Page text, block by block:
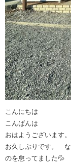
こんにちは
こんばんは
おはようございます。
お久しぶりです。 な
のを怠ってました💦